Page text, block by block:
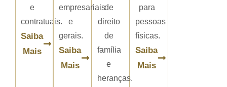
e
contratuais.
Saiba
Mais
empresariais
e
gerais.
Saiba
Mais
de
direito
de
família
e
heranças.
para
pessoas
físicas.
Saiba
Mais